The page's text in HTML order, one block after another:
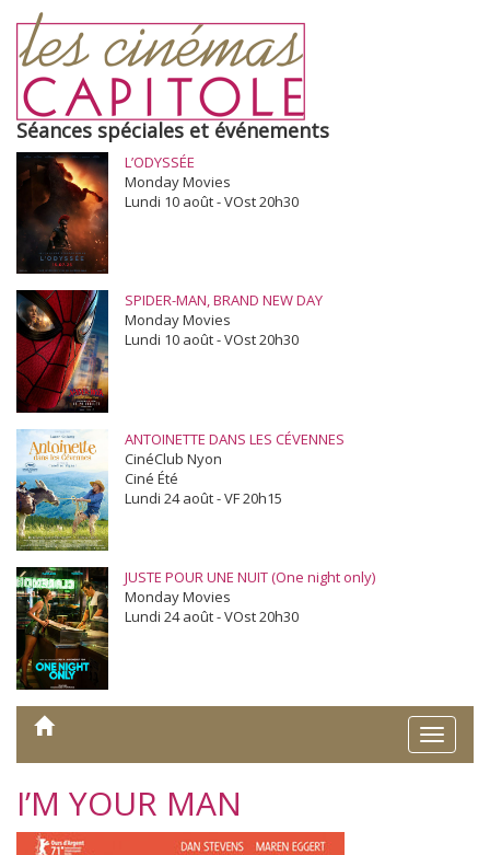
Séances spéciales et événements
L’ODYSSÉE
Monday Movies
Lundi 10 août - VOst 20h30
SPIDER-MAN, BRAND NEW DAY
Monday Movies
Lundi 10 août - VOst 20h30
ANTOINETTE DANS LES CÉVENNES
CinéClub Nyon
Ciné Été
Lundi 24 août - VF 20h15
JUSTE POUR UNE NUIT (One night only)
Monday Movies
Lundi 24 août - VOst 20h30
Toggle
I’M YOUR MAN